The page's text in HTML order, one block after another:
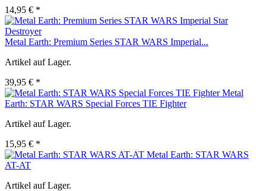
14,95 € *
Metal Earth: Premium Series STAR WARS Imperial...
Artikel auf Lager.
39,95 € *
Metal
Earth: STAR WARS Special Forces TIE Fighter
Artikel auf Lager.
15,95 € *
Metal Earth: STAR WARS
AT-AT
Artikel auf Lager.